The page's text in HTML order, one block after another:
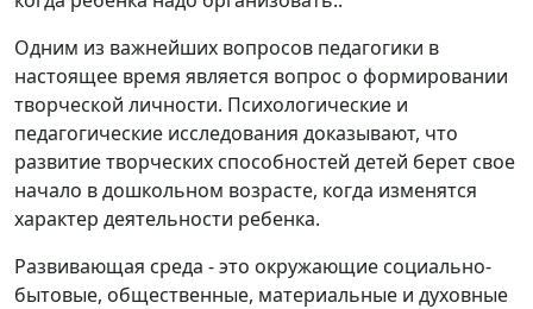
Одним из важнейших вопросов педагогики в
настоящее время является вопрос о формировании
творческой личности. Психологические и
педагогические исследования доказывают, что
развитие творческих способностей детей берет свое
начало в дошкольном возрасте, когда изменятся
характер деятельности ребенка.
Развивающая среда - это окружающие социально-
бытовые, общественные, материальные и духовные